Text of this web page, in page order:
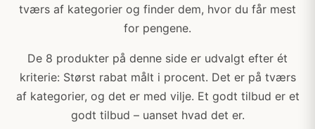
tværs af kategorier og finder dem, hvor du får mest
for pengene.
De 8 produkter på denne side er udvalgt efter ét
kriterie: Størst rabat målt i procent. Det er på tværs
af kategorier, og det er med vilje. Et godt tilbud er et
godt tilbud – uanset hvad det er.